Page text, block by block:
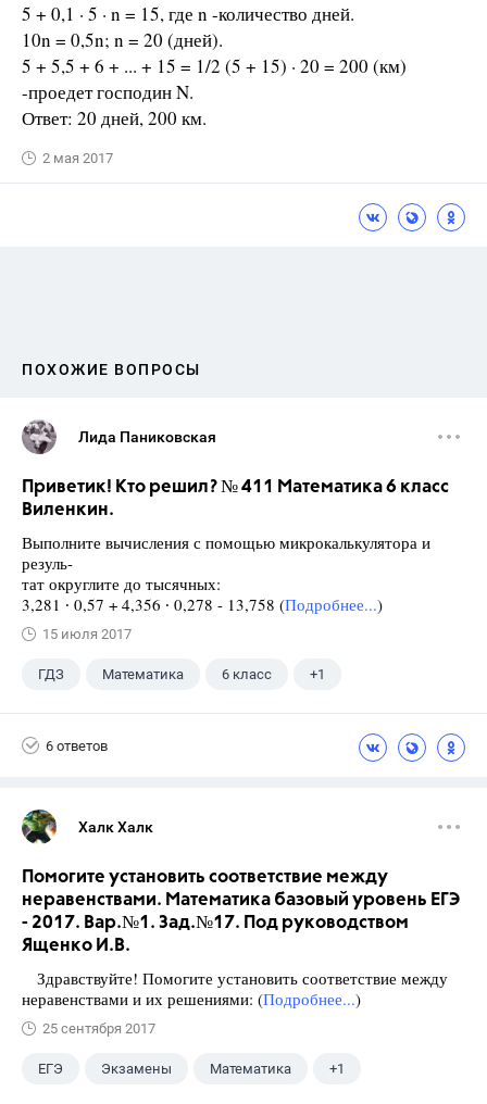
5 + 0,1 · 5 · n = 15, где n -количество дней.
10n = 0,5n; n = 20 (дней).
5 + 5,5 + 6 + ... + 15 = 1/2 (5 + 15) · 20 = 200 (км)
-проедет господин N.
Ответ: 20 дней, 200 км.
2 мая 2017
ПОХОЖИЕ ВОПРОСЫ
Лида Паниковская
Приветик! Кто решил? № 411 Математика 6 класс
Виленкин.
Выполните вычисления с помощью микрокалькулятора и
резуль-
тат округлите до тысячных:
3,281 ∙ 0,57 + 4,356 ∙ 0,278 - 13,758 (Подробнее...)
15 июля 2017
ГДЗ Математика 6 класс +1
6 ответов
Халк Халк
Помогите установить соответствие между
неравенствами. Математика базовый уровень ЕГЭ
- 2017. Вар.№1. Зад.№17. Под руководством
Ященко И.В.
Здравствуйте! Помогите установить соответствие между
неравенствами и их решениями: (Подробнее...)
25 сентября 2017
ЕГЭ Экзамены Математика +1